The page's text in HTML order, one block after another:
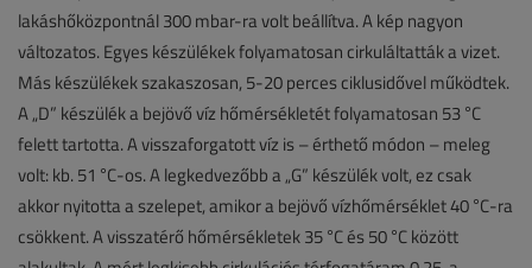
lakáshőközpontnál 300 mbar-ra volt beállítva. A kép nagyon
változatos. Egyes készülékek folyamatosan cirkuláltatták a vizet.
Más készülékek szakaszosan, 5-20 perces ciklusidővel működtek.
A „D” készülék a bejövő víz hőmérsékletét folyamatosan 53 °C
felett tartotta. A visszaforgatott víz is – érthető módon – meleg
volt: kb. 51 °C-os. A legkedvezőbb a „G” készülék volt, ez csak
akkor nyitotta a szelepet, amikor a bejövő vízhőmérséklet 40 °C-ra
csökkent. A visszatérő hőmérsékletek 35 °C és 50 °C között